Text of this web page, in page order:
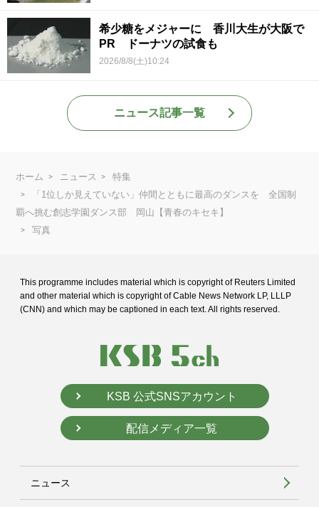
希少糖をメジャーに 香川大生が大阪で
PR ドーナツの試食も
2026/8/8(土)10:24
ニュース記事一覧
ホーム ニュース
特集
「1位しか見えていない」仲間とともに最高のダンスを 全国制
覇へ挑む創志学園ダンス部 岡山【青春のキセキ】
写真
This programme includes material which is copyright of Reuters Limited
and other material which is copyright of Cable News Network LP, LLLP
(CNN) and which may be captioned in each text. All rights reserved.
KSB 公式SNSアカウント
配信メディア一覧
ニュース